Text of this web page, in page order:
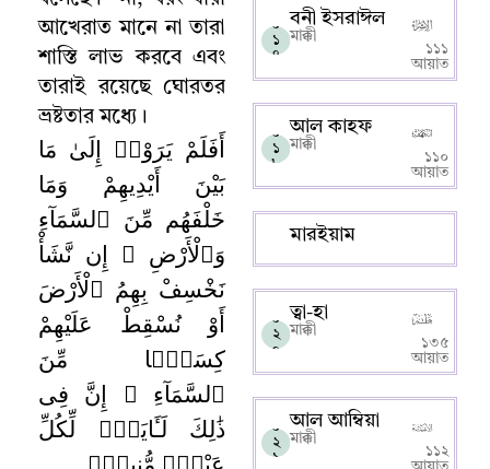
আখেরাত মানে না তারা
শাস্তি লাভ করবে এবং
তারাই রয়েছে ঘোরতর
ভ্রষ্টতার মধ্যে ।
أَفَلَمْ يَرَوْا۟ إِلَىٰ مَا
بَيْنَ أَيْدِيهِمْ وَمَا
خَلْفَهُم مِّنَ ٱلسَّمَآءِ
وَٱلْأَرْضِ ۚ إِن نَّشَأْ
نَخْسِفْ بِهِمُ ٱلْأَرْضَ
أَوْ نُسْقِطْ عَلَيْهِمْ
كِسَفًۭا مِّنَ
ٱلسَّمَآءِ ۚ إِنَّ فِى
ذَٰلِكَ لَـَٔايَةًۭ لِّكُلِّ
০
১
৭
বনী ইসরাঈল
মাক্কী
১১১
আয়াত
০
১
৮
আল কাহফ
মাক্কী
১১০
আয়াত
মারইয়াম
০
২
০
ত্বা-হা
মাক্কী
১৩৫
আয়াত
০
২
১
আল আম্বিয়া
মাক্কী
১১২